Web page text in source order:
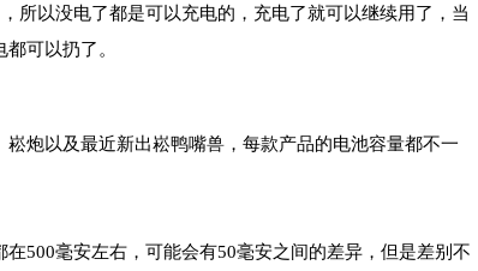
所以没电了都是可以充电的，充电了就可以继续用了，当
可以扔了。
炮以及最近新出崧鸭嘴兽，每款产品的电池容量都不一
500毫安左右，可能会有50毫安之间的差异，但是差别不